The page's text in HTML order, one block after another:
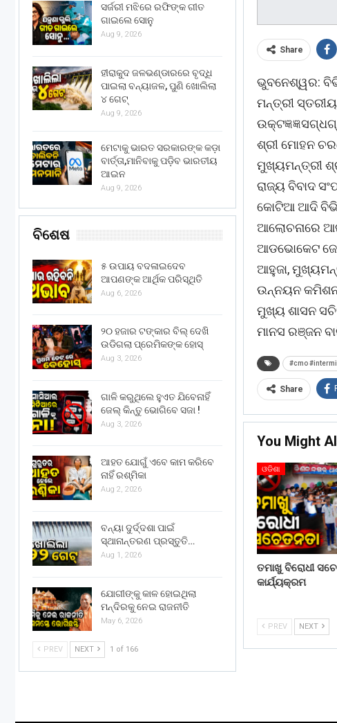
Share
ଭୁବନେଶ୍ୱର:
ମନ୍ତ୍ରୀ
ଶ୍ରୀ ମୋହନ
ମୁଖ୍ୟମନ୍ତ୍ରୀ
ରାଜ୍ୟ ବିବାଦ
କୋଟିଆ ଆଦି
ଆଲୋଚନାରେ
ଆଡଭୋକେଟ
ଆହୁଜା,
ଉନ୍ନୟନ
ମୁଖ୍ୟ ଶାସନ
ମାନସ ରଞ୍ଜନ
#cmo
Share
You Might
ଓଡିଶା
ତମାଖୁ ବିରୋଧୀ
କାର୍ଯ୍ୟକ୍ରମ
PREV NEXT
ସର୍ଜରୀ ମଝିରେ ରଫିଙ୍କ ଗୀତ
ଗାଇଲେ ସୋନୁ
Aug 9, 2026
ହୀରାକୁଦ ଜଳଭଣ୍ଡାରରେ ବୃଦ୍ଧି
ପାଇଲା ବନ୍ୟାଜଳ, ପୁଣି ଖୋଲିଲା
୪ ଗେଟ୍
Aug 9, 2026
ମେଟାକୁ ଭାରତ ସରକାରଙ୍କ କଡ଼ା
ବାର୍ତ୍ତା,ମାନିବାକୁ ପଡ଼ିବ ଭାରତୀୟ
ଆଇନ
Aug 9, 2026
ବିଶେଷ
୫ ଉପାୟ ବଦଳାଇଦେବ
ଆପଣଙ୍କ ଆର୍ଥିକ ପରିସ୍ଥିତି
Aug 6, 2026
୨୦ ହଜାର ଟଙ୍କାର ବିଲ୍ ଦେଖି
ଉଡିଗଲା ପ୍ରେମିକଙ୍କ ହୋସ୍
Aug 3, 2026
ଗାଳି କରୁଥିଲେ ହୁଏତ ଯିବେନାହିଁ
ଜେଲ୍ କିନ୍ତୁ ଭୋଗିବେ ସଜା !
Aug 3, 2026
ଆହତ ଯୋଗୁଁ ଏବେ କାମ କରିବେ
ନାହିଁ ରଶ୍ମିକା
Aug 2, 2026
ବନ୍ୟା ଦୁର୍ଦ୍ଦଶା ପାଇଁ
ସ୍ଥାନାନ୍ତରଣ ପ୍ରସ୍ତୁତି…
Aug 1, 2026
ଯୋଗୀଙ୍କୁ କାଳ ହୋଇଥିଲା
ମନ୍ଦିରକୁ ନେଇ ରାଜନୀତି
May 6, 2026
PREV NEXT 1 of 166